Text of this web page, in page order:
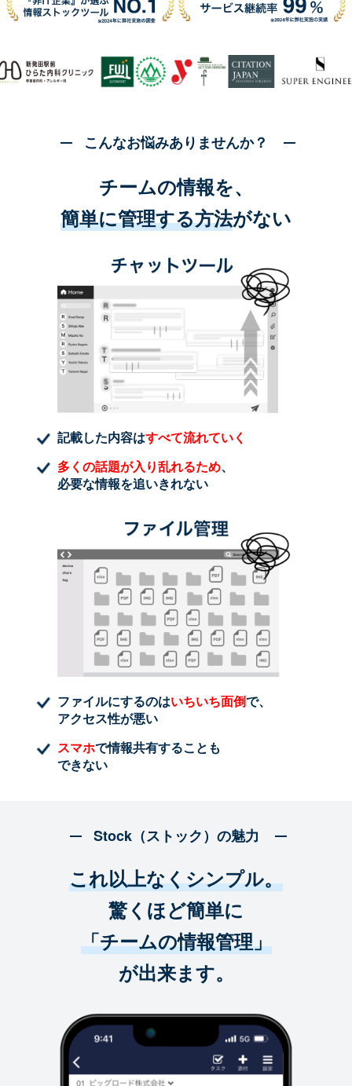
こんなお悩みありませんか？
チームの情報を、
簡単に管理する方法がない
記載した内容はすべて流れていく
多くの話題が入り乱れるため、
必要な情報を追いきれない
ファイルにするのはいちいち面倒で、
アクセス性が悪い
スマホで情報共有することも
できない
Stock（ストック）の魅力
これ以上なくシンプル。
驚くほど簡単に
「チームの情報管理」
が出来ます。